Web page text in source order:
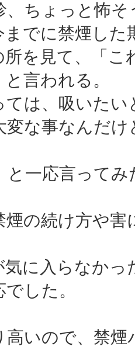
、ちょっと怖
までに禁煙し
所を見て、「
言われる。
ては、吸いた
変な事なんだ
と一応言ってみ
煙の続け方や害
気に入らなか
した。
高いので、禁